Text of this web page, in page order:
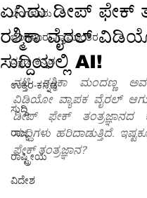
ಬೆಂಗಳೂರು
ಬೆಂಗಳೂರು-ಗ್ರಾಮಾಂತರ
ದಕ್ಷಿಣ-ಕನ್ನಡ
ಉತ್ತರ-ಕನ್ನಡ
ಸುದ್ದಿ
ರಾಜ್ಯ
ರಾಷ್ಟ್ರೀಯ
ವಿದೇಶ
ಏನಿದು ಡೀಪ್ ಫೇಕ್
ರಶ್ಮಿಕಾ ವೈರಲ್
ಸುದ್ದಿಯಲ್ಲಿ AI!
ನಟಿ ರಶ್ಮಿಕಾ ಮಂದಣ್ಣ ಅವರ
ವಿಡಿಯೋ ವ್ಯಾಪಕ ವೈರಲ್
ಡೀಪ್ ಫೇಕ್ ತಂತ್ರಜ್ಞಾನದ
ಸುದ್ದಿಗಳು ಹರಿದಾಡುತ್ತಿದೆ.
ಫೇಕ್ ತಂತ್ರಜ್ಞಾನ?